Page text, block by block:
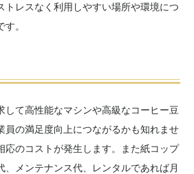
トレスなく利用しやすい場所や環境につ
。
して高性能なマシンや高級なコーヒー豆
員の満足度向上につながるかも知れませ
応のコストが発生します。また紙コップ
、メンテナンス代、レンタルであれば月